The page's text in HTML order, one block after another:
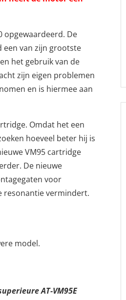
opgewaardeerd. De
een van zijn grootste
het gebruik van de
zijn eigen problemen
en is hiermee aan
Omdat het een
hoeveel beter hij is
VM95 cartridge
De nieuwe
voor
resonantie vermindert.
model.
AT-VM95E